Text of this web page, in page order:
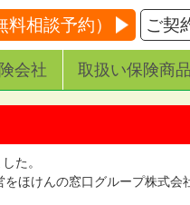
相談予約） ご契
会社 取扱い保険商品
た。
ほけんの窓口グループ株式会